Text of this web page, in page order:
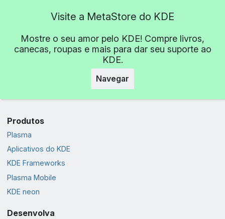
Visite a MetaStore do KDE
Mostre o seu amor pelo KDE! Compre livros,
canecas, roupas e mais para dar seu suporte ao
KDE.
Navegar
Produtos
Plasma
Aplicativos do KDE
KDE Frameworks
Plasma Mobile
KDE neon
Desenvolva